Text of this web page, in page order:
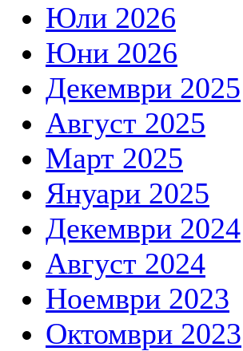
Юли 2026
Юни 2026
Декември 2025
Август 2025
Март 2025
Януари 2025
Декември 2024
Август 2024
Ноември 2023
Октомври 2023